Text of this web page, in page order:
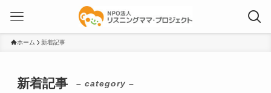
ホーム 新着記事
新着記事 – category –